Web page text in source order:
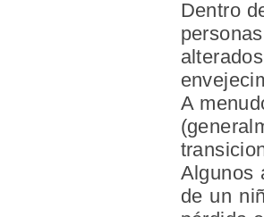
Dentro
A
Algunos
de un